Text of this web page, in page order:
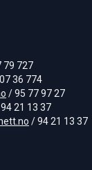
79 727
36 774
/ 95 77 97 27
21 13 37
/ 94 21 13 37